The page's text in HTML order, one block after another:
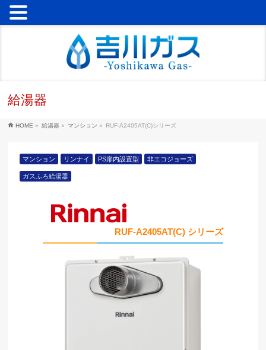
給湯器
HOME » 給湯器 » マンション » RUF-A2405AT(C)シリーズ
マンション リンナイ PS扉内設置型 非エコジョーズ
ガスふろ給湯器
RUF-A2405AT(C) シリーズ